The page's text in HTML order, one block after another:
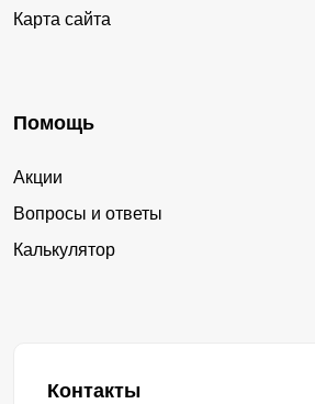
Карта сайта
Помощь
Акции
Вопросы и ответы
Калькулятор
Контакты